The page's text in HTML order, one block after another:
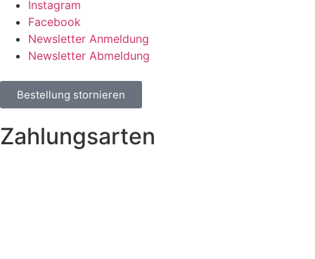
Instagram
Facebook
Newsletter Anmeldung
Newsletter Abmeldung
Bestellung stornieren
Zahlungsarten